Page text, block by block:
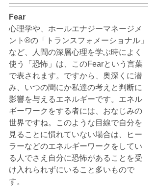
Fear
心理学や、ホールエナジーマネージメ
ント®️の「トランスフォメーショナル」
など、人間の深層心理を学ぶ時によく
使う「恐怖」は、このFearという言葉
で表されます。ですから、奥深くに潜
み、いつの間にか私達の考えと判断に
影響を与えるエネルギーです。エネル
ギーワークをする者には、おなじみの
世界ですね。このような目線で自分を
見ることに慣れていない場合は、ヒー
ラーなどのエネルギーワークをしてい
る人でさえ自分に恐怖があることを受
け入れられずにいること多いもので
す。